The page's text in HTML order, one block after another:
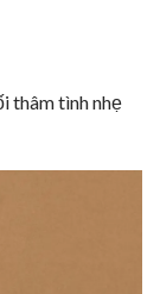
thâm tình nhẹ